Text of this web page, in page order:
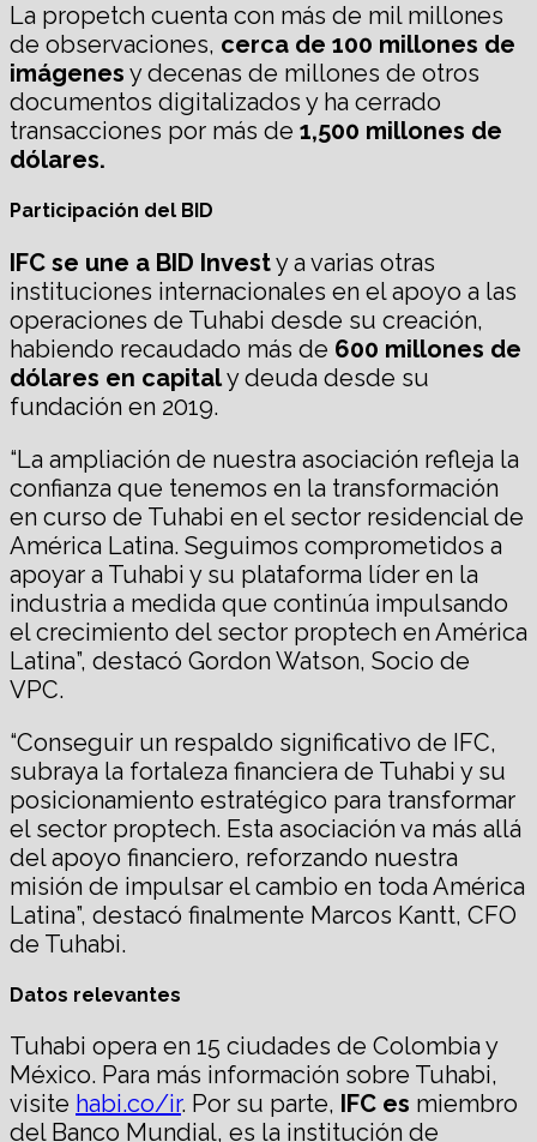
La propetch cuenta con más de mil millones
de observaciones, cerca de 100 millones de
imágenes y decenas de millones de otros
documentos digitalizados y ha cerrado
transacciones por más de 1,500 millones de
dólares.
Participación del BID
IFC se une a BID Investy a varias otras
instituciones internacionales en el apoyo a las
operaciones de Tuhabi desde su creación,
habiendo recaudado más de 600 millones de
dólares en capitaly deuda desde su
fundación en 2019.
“La ampliación de nuestra asociación refleja la
confianza que tenemos en la transformación
en curso de Tuhabi en el sector residencial de
América Latina. Seguimos comprometidos a
apoyar a Tuhabi y su plataforma líder en la
industria a medida que continúa impulsando
el crecimiento del sector proptech en América
Latina”, destacó Gordon Watson, Socio de
VPC.
“Conseguir un respaldo significativo de IFC,
subraya la fortaleza financiera de Tuhabi y su
posicionamiento estratégico para transformar
el sector proptech. Esta asociación va más allá
del apoyo financiero, reforzando nuestra
misión de impulsar el cambio en toda América
Latina”, destacó finalmente Marcos Kantt, CFO
de Tuhabi.
Datos relevantes
Tuhabi opera en 15 ciudades de Colombia y
México. Para más información sobre Tuhabi,
visite habi.co/ir. Por su parte, IFC es miembro
del Banco Mundial, es la institución de